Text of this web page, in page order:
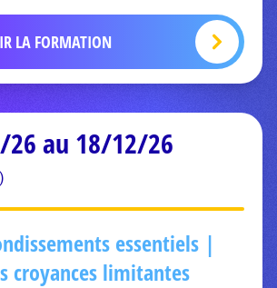
LA FORMATION
26 au 18/12/26
essentiels |
croyances limitantes